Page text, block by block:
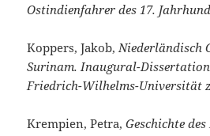
Ostindienfahrer des 17.
Koppers, Jakob,Niederländisch
Surinam. Inaugural-
Friedrich-Wilhelms-Universität
Krempien, Petra,Geschichte